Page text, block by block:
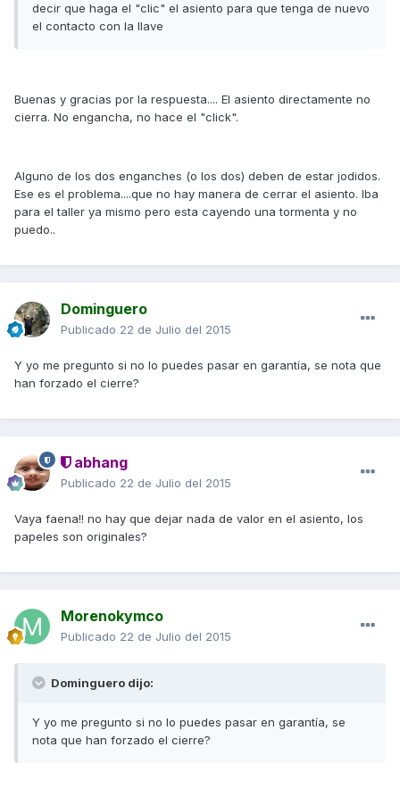
decir que haga el "clic" el asiento para que tenga de nuevo
el contacto con la llave
Buenas y gracias por la respuesta.... El asiento directamente no
cierra. No engancha, no hace el "click".
Alguno de los dos enganches (o los dos) deben de estar jodidos.
Ese es el problema....que no hay manera de cerrar el asiento. Iba
para el taller ya mismo pero esta cayendo una tormenta y no
puedo..
Dominguero
Publicado 22 de Julio del 2015
Y yo me pregunto si no lo puedes pasar en garantía, se nota que
han forzado el cierre?
abhang
Publicado 22 de Julio del 2015
Vaya faena!! no hay que dejar nada de valor en el asiento, los
papeles son originales?
Morenokymco
Publicado 22 de Julio del 2015
Dominguero dijo:
Y yo me pregunto si no lo puedes pasar en garantía, se
nota que han forzado el cierre?